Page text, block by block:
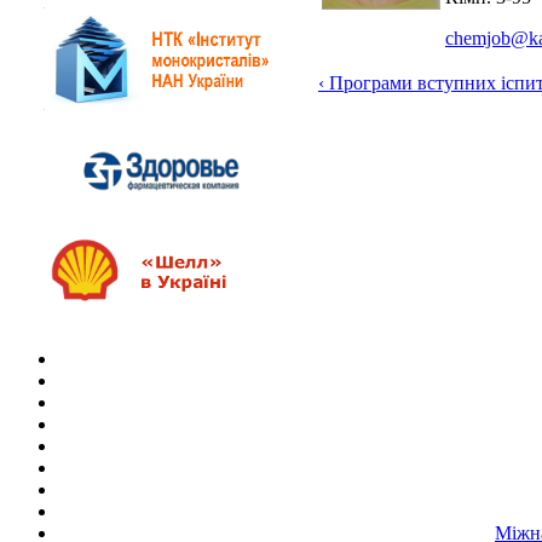
‹ Програми вступних